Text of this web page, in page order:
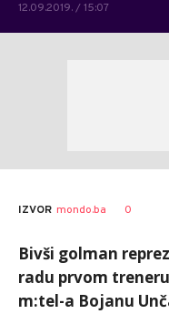
12.09.2019. / 15:07
AUTOR Fena
IZVOR mondo.ba 0
Bivši golman
radu prvom
m:tel-a Bojanu